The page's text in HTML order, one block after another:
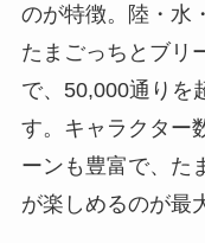
のが特徴。陸・水
たまごっちとブリ
で、50,000通りを
す。キャラクター
ーンも豊富で、た
が楽しめるのが最